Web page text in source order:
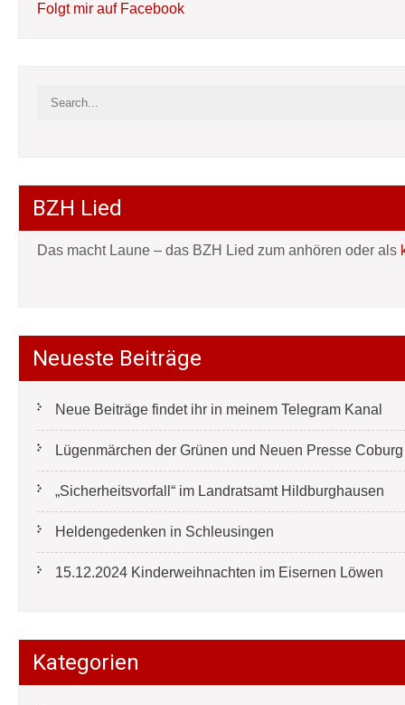
Folgt mir auf Facebook
BZH Lied
Das macht Laune – das BZH Lied zum anhören oder als
Neueste Beiträge
Neue Beiträge findet ihr in meinem Telegram Kanal
Lügenmärchen der Grünen und Neuen Presse
„Sicherheitsvorfall“ im Landratsamt Hildburghausen
Heldengedenken in Schleusingen
15.12.2024 Kinderweihnachten im Eisernen Löwen
Kategorien